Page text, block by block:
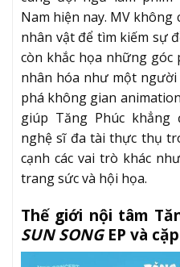
Nam hiện nay. MV không
nhân vật để tìm kiếm sự
còn khắc họa những góc
nhân hóa như một
phá không gian
giúp Tăng Phúc khẳng
nghệ sĩ đa tài thực thụ
cạnh các vai trò khác
trang sức và hội họa.
Thế giới nội tâm
SUN SONGEP và